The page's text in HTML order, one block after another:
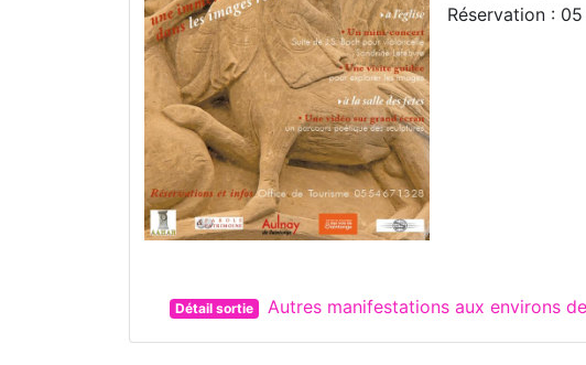
Réservation :
Détail sortie Autres manifestations aux environs